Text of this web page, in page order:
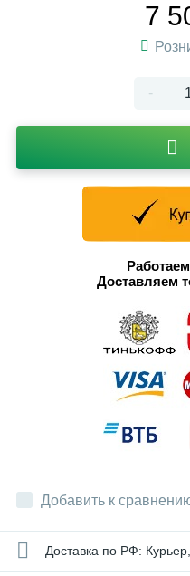
7
-
Доставляем
Добавить к
Доставка по РФ: